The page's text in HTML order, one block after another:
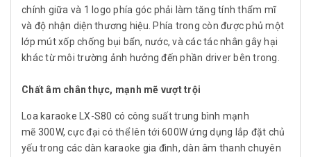
chính giữa và 1 logo phía góc phải làm tăng tính thẩm mĩ
và độ nhận diện thương hiệu. Phía trong còn được phủ một
lớp mút xốp chống bụi bẩn, nước, và các tác nhân gây hại
khác từ môi trường ảnh hưởng đến phần driver bên trong.
Chất âm chân thực, mạnh mẽ vượt trội
Loa karaoke LX-S80 có công suất trung bình mạnh
mẽ 300W, cực đại có thể lên tới 600W ứng dụng lắp đặt chủ
yếu trong các dàn karaoke gia đình, dàn âm thanh chuyên